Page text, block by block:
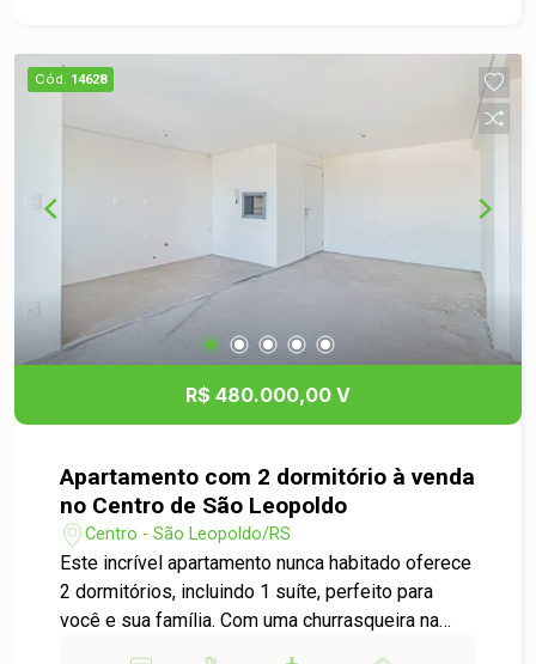
Cód. 14628
R$ 480.000,00 V
Apartamento com 2 dormitório à venda
no Centro de São Leopoldo
Centro - São Leopoldo/RS
Este incrível apartamento nunca habitado oferece
2 dormitórios, incluindo 1 suíte, perfeito para
você e sua família. Com uma churrasqueira na